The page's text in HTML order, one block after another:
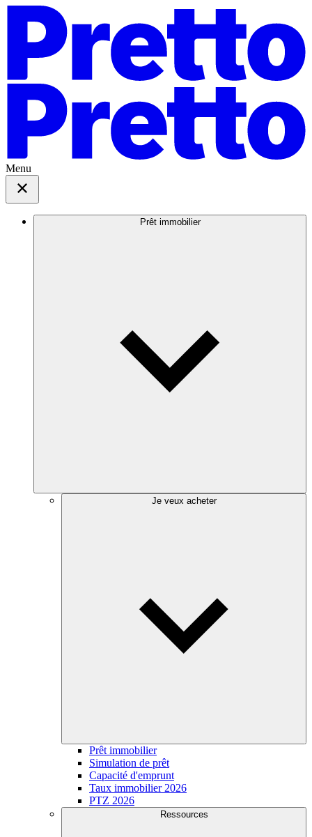
Menu
Prêt immobilier
Je veux acheter
Prêt immobilier
Simulation de prêt
Capacité d'emprunt
Taux immobilier 2026
PTZ 2026
Ressources